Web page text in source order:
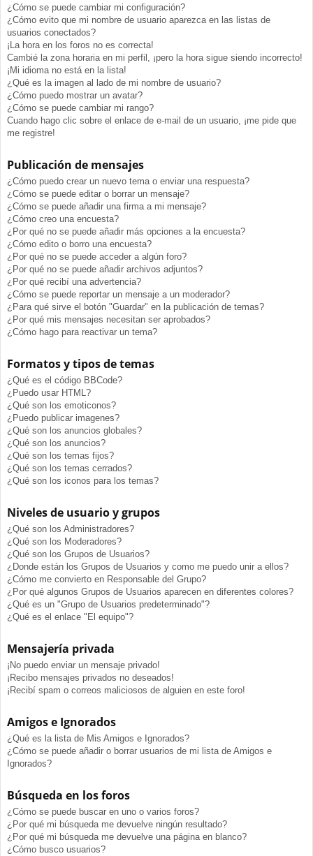
¿Cómo se puede cambiar mi configuración?
¿Cómo evito que mi nombre de usuario aparezca en las listas de
usuarios conectados?
¡La hora en los foros no es correcta!
Cambié la zona horaria en mi perfil, ¡pero la hora sigue siendo incorrecto!
¡Mi idioma no está en la lista!
¿Qué es la imagen al lado de mi nombre de usuario?
¿Cómo puedo mostrar un avatar?
¿Cómo se puede cambiar mi rango?
Cuando hago clic sobre el enlace de e-mail de un usuario, ¡me pide que
me registre!
Publicación de mensajes
¿Cómo puedo crear un nuevo tema o enviar una respuesta?
¿Cómo se puede editar o borrar un mensaje?
¿Cómo se puede añadir una firma a mi mensaje?
¿Cómo creo una encuesta?
¿Por qué no se puede añadir más opciones a la encuesta?
¿Cómo edito o borro una encuesta?
¿Por qué no se puede acceder a algún foro?
¿Por qué no se puede añadir archivos adjuntos?
¿Por qué recibí una advertencia?
¿Cómo se puede reportar un mensaje a un moderador?
¿Para qué sirve el botón "Guardar" en la publicación de temas?
¿Por qué mis mensajes necesitan ser aprobados?
¿Cómo hago para reactivar un tema?
Formatos y tipos de temas
¿Qué es el código BBCode?
¿Puedo usar HTML?
¿Qué son los emoticonos?
¿Puedo publicar imagenes?
¿Qué son los anuncios globales?
¿Qué son los anuncios?
¿Qué son los temas fijos?
¿Qué son los temas cerrados?
¿Qué son los iconos para los temas?
Niveles de usuario y grupos
¿Qué son los Administradores?
¿Qué son los Moderadores?
¿Qué son los Grupos de Usuarios?
¿Donde están los Grupos de Usuarios y como me puedo unir a ellos?
¿Cómo me convierto en Responsable del Grupo?
¿Por qué algunos Grupos de Usuarios aparecen en diferentes colores?
¿Qué es un "Grupo de Usuarios predeterminado"?
¿Qué es el enlace "El equipo"?
Mensajería privada
¡No puedo enviar un mensaje privado!
¡Recibo mensajes privados no deseados!
¡Recibí spam o correos maliciosos de alguien en este foro!
Amigos e Ignorados
¿Qué es la lista de Mis Amigos e Ignorados?
¿Cómo se puede añadir o borrar usuarios de mi lista de Amigos e
Ignorados?
Búsqueda en los foros
¿Cómo se puede buscar en uno o varios foros?
¿Por qué mi búsqueda me devuelve ningún resultado?
¿Por qué mi búsqueda me devuelve una página en blanco?
¿Cómo busco usuarios?